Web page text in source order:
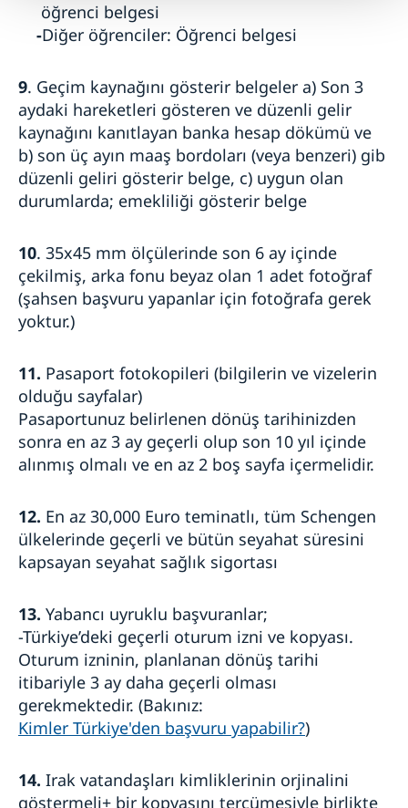
öğrenci belgesi
-Diğer öğrenciler: Öğrenci belgesi
9. Geçim kaynağını gösterir belgeler a) Son 3
aydaki hareketleri gösteren ve düzenli gelir
kaynağını kanıtlayan banka hesap dökümü ve
b) son üç ayın maaş bordoları (veya benzeri) gib
düzenli geliri gösterir belge, c) uygun olan
durumlarda; emekliliği gösterir belge
10. 35x45 mm ölçülerinde son 6 ay içinde
çekilmiş, arka fonu beyaz olan 1 adet fotoğraf
(şahsen başvuru yapanlar için fotoğrafa gerek
yoktur.)
11. Pasaport fotokopileri (bilgilerin ve vizelerin
olduğu sayfalar)
Pasaportunuz belirlenen dönüş tarihinizden
sonra en az 3 ay geçerli olup son 10 yıl içinde
alınmış olmalı ve en az 2 boş sayfa içermelidir.
12. En az 30,000 Euro teminatlı, tüm Schengen
ülkelerinde geçerli ve bütün seyahat süresini
kapsayan seyahat sağlık sigortası
13. Yabancı uyruklu başvuranlar;
-Türkiye’deki geçerli oturum izni ve kopyası.
Oturum izninin, planlanan dönüş tarihi
itibariyle 3 ay daha geçerli olması
gerekmektedir. (Bakınız:
Kimler Türkiye'den başvuru yapabilir?)
14. Irak vatandaşları kimliklerinin orjinalini
göstermeli+ bir kopyasını tercümesiyle birlikte